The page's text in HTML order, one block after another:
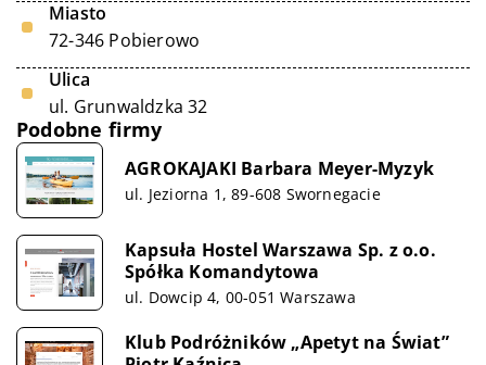
Miasto
72-346 Pobierowo
Ulica
ul. Grunwaldzka 32
Podobne firmy
AGROKAJAKI Barbara Meyer-Myzyk
ul. Jeziorna 1, 89-608 Swornegacie
Kapsuła Hostel Warszawa Sp. z o.o.
Spółka Komandytowa
ul. Dowcip 4, 00-051 Warszawa
Klub Podróżników „Apetyt na Świat”